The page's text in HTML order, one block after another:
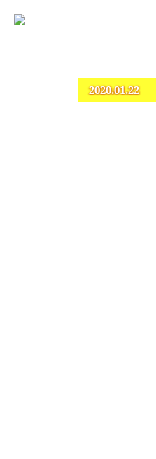
2020.01.22